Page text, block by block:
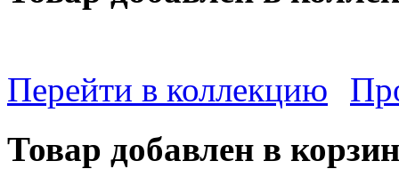
Перейти в коллекцию
Товар добавлен в